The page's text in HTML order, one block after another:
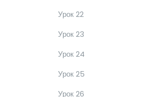
Урок 22
Урок 23
Урок 24
Урок 25
Урок 26